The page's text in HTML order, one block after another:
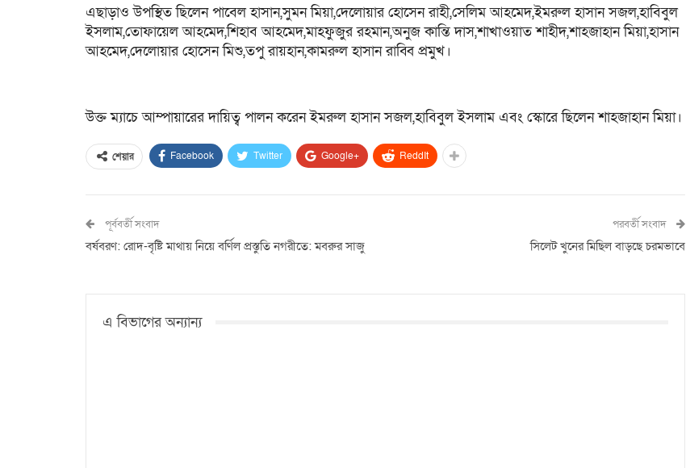
এছাড়াও উপস্থিত ছিলেন পাবেল হাসান,সুমন মিয়া,দেলোয়ার হোসেন রাহী,সেলিম আহমেদ,ইমরুল হাসান সজল,হাবিবুল
ইসলাম,তোফায়েল আহমেদ,শিহাব আহমেদ,মাহফুজুর রহমান,অনুজ কান্তি দাস,শাখাওয়াত শাহীদ,শাহজাহান মিয়া,হাসান
আহমেদ,দেলোয়ার হোসেন মিশু,তপু রায়হান,কামরুল হাসান রাব্বি প্রমুখ।
উক্ত ম্যাচে আম্পায়ারের দায়িত্ব পালন করেন ইমরুল হাসান সজল,হাবিবুল ইসলাম এবং স্কোরে ছিলেন শাহজাহান মিয়া।
শেয়ার Facebook Twitter Google+ ReddIt
পূর্ববর্তী সংবাদ
বর্ষবরণ: রোদ-বৃষ্টি মাথায় নিয়ে বর্ণিল প্রস্তুতি নগরীতে: মবরুর সাজু
পরবর্তী সংবাদ
সিলেট খুনের মিছিল বাড়ছে চরমভাবে
এ বিভাগের অন্যান্য